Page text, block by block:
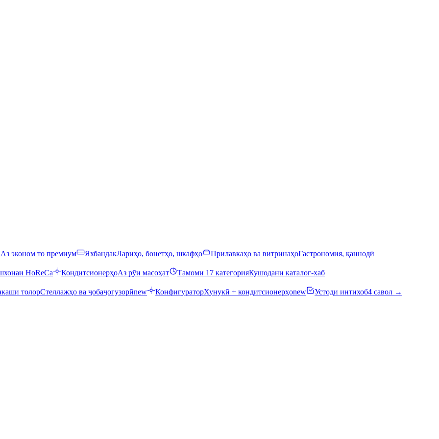
Аз эконом то премиум ЯхбандакЛариҳо, бонетҳо, шкафҳо Прилавкаҳо ва витринаҳоГастрономия, қаннодӣ
HoReCa КондитсионерҳоАз рӯи масоҳат Тамоми 17 категорияКушодани каталог-хаб
толорСтеллажҳо ва ҷобаҷогузорӣnew КонфигураторХунукӣ + кондитсионерҳоnew Устоди интихоб4 савол →